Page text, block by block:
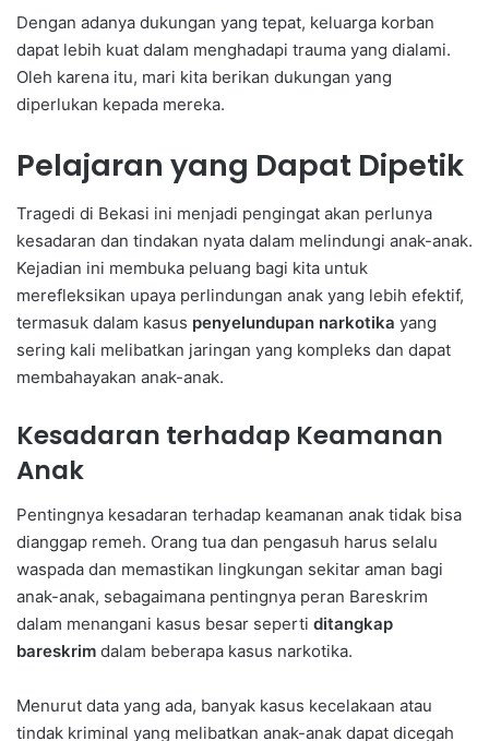
Dengan adanya dukungan yang tepat, keluarga korban
dapat lebih kuat dalam menghadapi trauma yang dialami.
Oleh karena itu, mari kita berikan dukungan yang
diperlukan kepada mereka.
Pelajaran yang Dapat Dipetik
Tragedi di Bekasi ini menjadi pengingat akan perlunya
kesadaran dan tindakan nyata dalam melindungi anak-anak.
Kejadian ini membuka peluang bagi kita untuk
merefleksikan upaya perlindungan anak yang lebih efektif,
termasuk dalam kasus penyelundupan narkotika yang
sering kali melibatkan jaringan yang kompleks dan dapat
membahayakan anak-anak.
Kesadaran terhadap Keamanan
Anak
Pentingnya kesadaran terhadap keamanan anak tidak bisa
dianggap remeh. Orang tua dan pengasuh harus selalu
waspada dan memastikan lingkungan sekitar aman bagi
anak-anak, sebagaimana pentingnya peran Bareskrim
dalam menangani kasus besar seperti ditangkap
bareskrim dalam beberapa kasus narkotika.
Menurut data yang ada, banyak kasus kecelakaan atau
tindak kriminal yang melibatkan anak-anak dapat dicegah